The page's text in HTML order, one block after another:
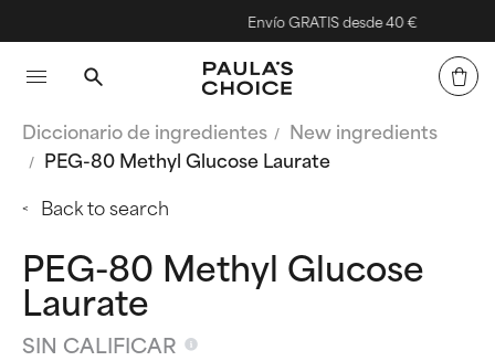
Envío GRATIS desde 40 €
Diccionario de ingredientes
New ingredients
PEG-80 Methyl Glucose Laurate
Back to search
PEG-80 Methyl Glucose
Laurate
SIN CALIFICAR